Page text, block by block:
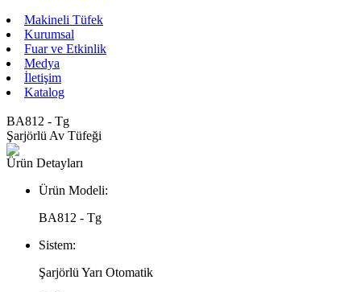
Makineli Tüfek
Kurumsal
Fuar ve Etkinlik
Medya
İletişim
Katalog
BA812 - Tg
Şarjörlü Av Tüfeği
Ürün Detayları
Ürün Modeli:
BA812 - Tg
Sistem:
Şarjörlü Yarı Otomatik